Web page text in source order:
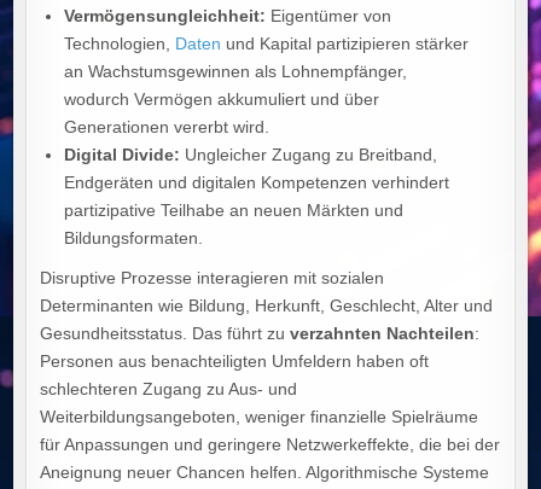
Vermögensungleichheit: Eigentümer von
Technologien, Daten und Kapital partizipieren stärker
an Wachstumsgewinnen als Lohnempfänger,
wodurch Vermögen akkumuliert und über
Generationen vererbt wird.
Digital Divide: Ungleicher Zugang zu Breitband,
Endgeräten und digitalen Kompetenzen verhindert
partizipative Teilhabe an neuen Märkten und
Bildungsformaten.
Disruptive Prozesse interagieren mit sozialen
Determinanten wie Bildung, Herkunft, Geschlecht, Alter und
Gesundheitsstatus. Das führt zuverzahnten Nachteilen:
Personen aus benachteiligten Umfeldern haben oft
schlechteren Zugang zu Aus- und
Weiterbildungsangeboten, weniger finanzielle Spielräume
für Anpassungen und geringere Netzwerkeffekte, die bei der
Aneignung neuer Chancen helfen. Algorithmische Systeme